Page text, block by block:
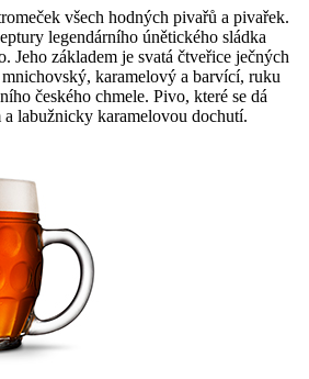
všech hodných pivařů a pivařek.
legendárního únětického sládka
Jeho základem je svatá čtveřice ječných
karamelový a barvící, ruku
českého chmele. Pivo, které se dá
a labužnicky karamelovou dochutí.